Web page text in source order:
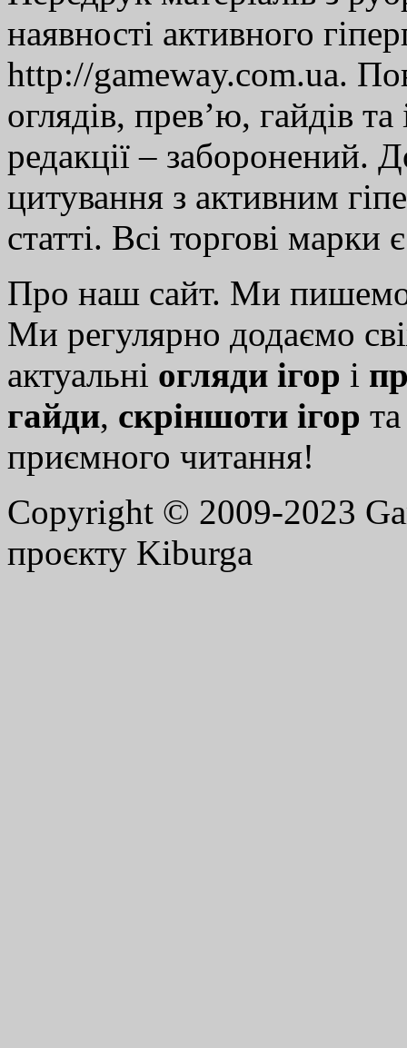
наявності активного
http://gameway.com.ua.
оглядів, прев’ю, гайдів
редакції – заборонений.
цитування з активним
статті. Всі торгові марки
Про наш сайт. Ми
Ми регулярно додаємо
актуальні огляди ігор і
гайди, скріншоти ігор
приємного читання!
Copyright © 2009-2023
проєкту Kiburga